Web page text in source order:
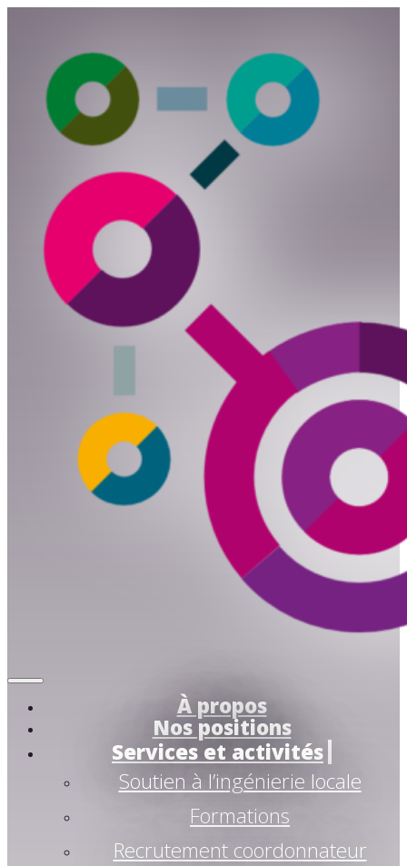
À propos
Nos positions
Services et activités
Soutien à l’ingénierie locale
Formations
Recrutement coordonnateur